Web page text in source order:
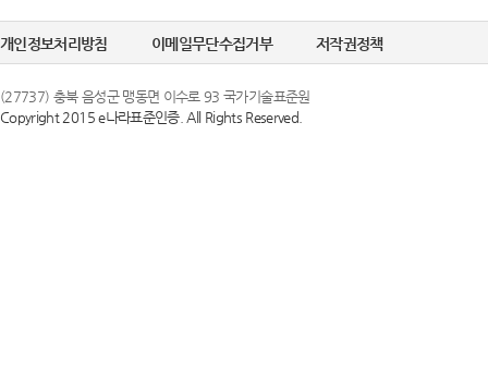
개인정보처리방침 이메일무단수집거부 저작권정책
(27737) 충북 음성군 맹동면 이수로 93 국가기술표준원
Copyright 2015 e나라표준인증. All Rights Reserved.